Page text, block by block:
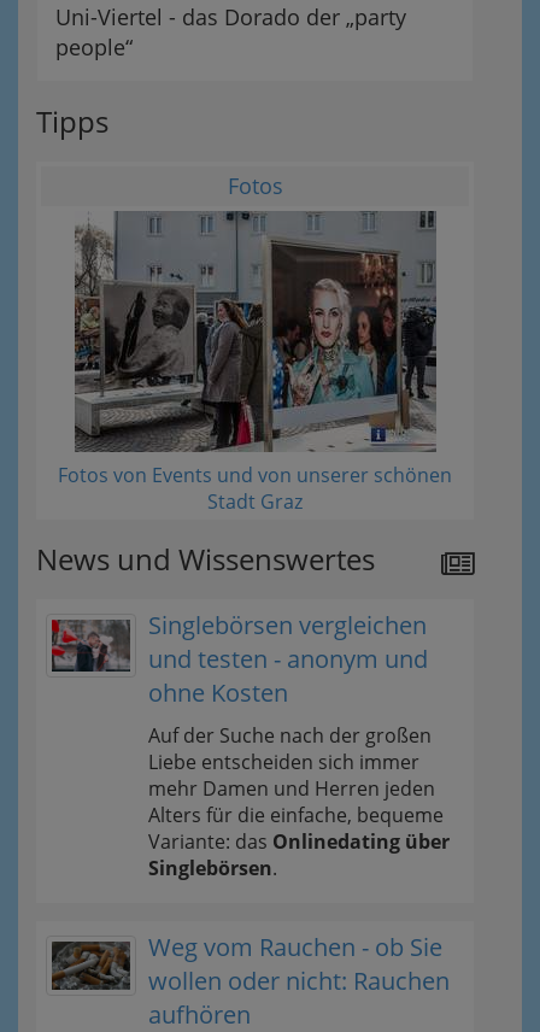
Uni-Viertel - das Dorado der „party
people“
Tipps
Fotos
Fotos von Events und von unserer schönen
Stadt Graz
News und Wissenswertes
Singlebörsen vergleichen
und testen - anonym und
ohne Kosten
Auf der Suche nach der großen
Liebe entscheiden sich immer
mehr Damen und Herren jeden
Alters für die einfache, bequeme
Variante: das Onlinedating über
Singlebörsen.
Weg vom Rauchen - ob Sie
wollen oder nicht: Rauchen
aufhören